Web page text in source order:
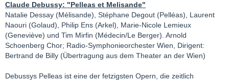
Claude Debussy: "Pelleas et Melisande"
Natalie Dessay (Mélisande), Stéphane Degout (Pelléas), Laurent
Naouri (Golaud), Philip Ens (Arkel), Marie-Nicole Lemieux
(Geneviève) und Tim Mirfin (Médecin/Le Berger). Arnold
Schoenberg Chor; Radio-Symphonieorchester Wien, Dirigent:
Bertrand de Billy (Übertragung aus dem Theater an der Wien)
Debussys Pelleas ist eine der fetzigsten Opern, die zeitlich